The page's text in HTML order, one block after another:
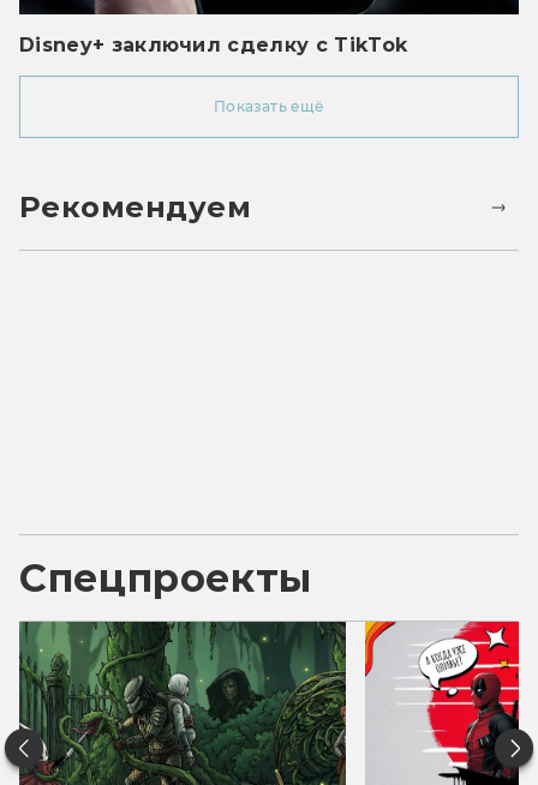
Disney+ заключил сделку с TikTok
Показать ещё
Рекомендуем
Спецпроекты